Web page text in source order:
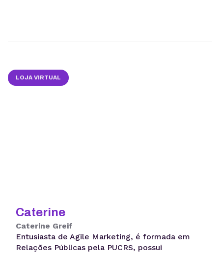
LOJA VIRTUAL
Caterine
Caterine Greif
Entusiasta de Agile Marketing, é formada em
Relações Públicas pela PUCRS, possui